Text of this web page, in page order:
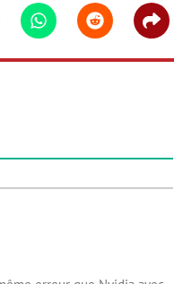
WhatsappReddit